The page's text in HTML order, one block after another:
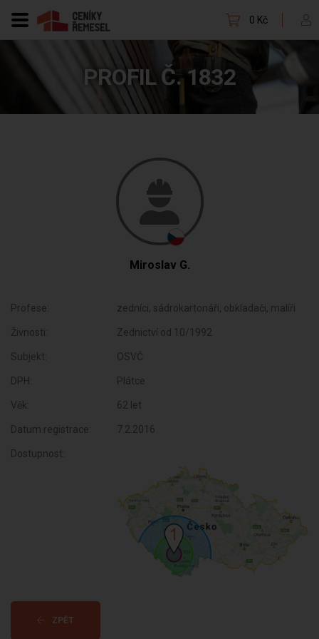
0 Kč
PROFIL Č. 1832
Miroslav G.
Profese: zedníci, sádrokartonáři, obkladači, malíři
Živnosti: Zednictví od 10/1992
Subjekt: OSVČ
DPH: Plátce
Věk: 62 let
Datum registrace: 7.2.2016
Dostupnost:
ZPĚT